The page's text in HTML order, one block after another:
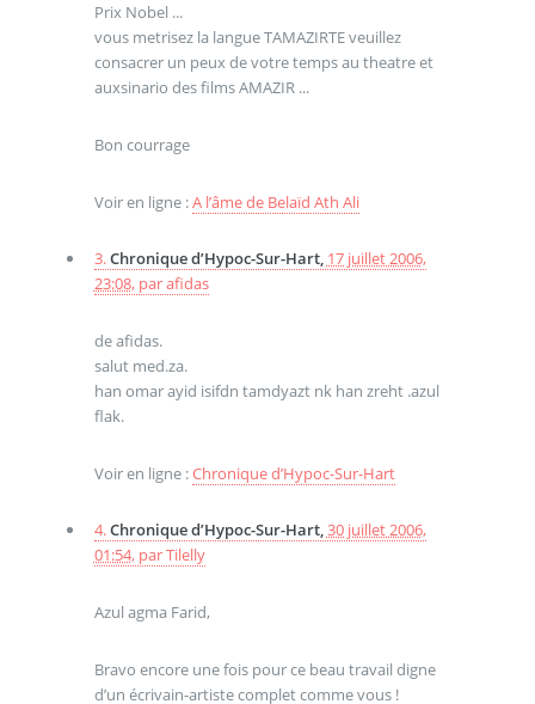
Prix Nobel ...
vous metrisez la langue TAMAZIRTE veuillez
consacrer un peux de votre temps au theatre et
auxsinario des films AMAZIR ...
Bon courrage
Voir en ligne :A l’âme de Belaïd Ath Ali
3.Chronique d’Hypoc-Sur-Hart, 17 juillet 2006,
23:08, parafidas
de afidas.
salut med.za.
han omar ayid isifdn tamdyazt nk han zreht .azul
flak.
Voir en ligne :Chronique d’Hypoc-Sur-Hart
4.Chronique d’Hypoc-Sur-Hart,30 juillet 2006,
01:54, parTilelly
Azul agma Farid,
Bravo encore une fois pour ce beau travail digne
d’un écrivain-artiste complet comme vous !